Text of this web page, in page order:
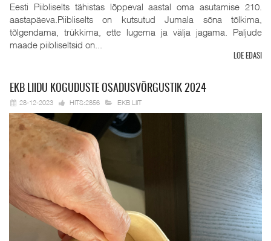
Eesti Piibliselts tähistas lõppeval aastal oma asutamise 210.
aastapäeva.Piibliselts on kutsutud Jumala sõna tõlkima,
tõlgendama, trükkima, ette lugema ja välja jagama. Paljude
maade piibliseltsid on...
LOE EDASI
EKB LIIDU KOGUDUSTE OSADUSVÕRGUSTIK 2024
28-12-2023 HITS:2856 EKB LIIT